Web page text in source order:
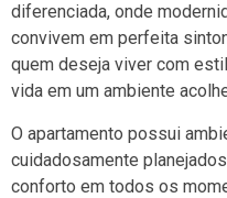
diferenciada, onde
convivem em perfeita
quem deseja viver com
vida em um ambiente
O apartamento possui
cuidadosamente
conforto em todos os